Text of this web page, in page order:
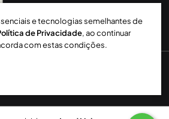
LTDA
e tecnologias semelhantes de
de Privacidade, ao continuar
com estas condições.